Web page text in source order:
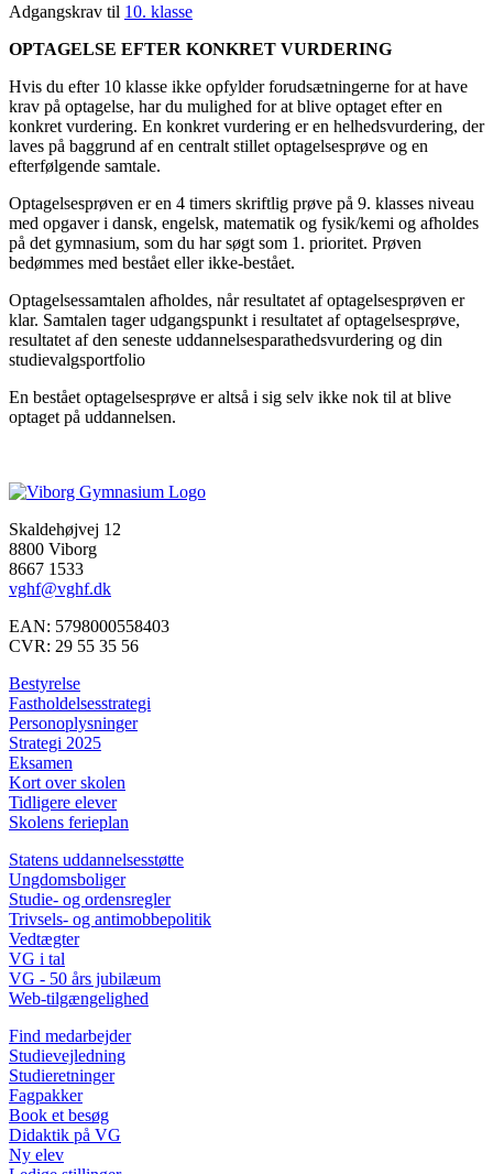
Adgangskrav til 10. klasse
OPTAGELSE EFTER KONKRET VURDERING
Hvis du efter 10 klasse ikke opfylder forudsætningerne for at have
krav på optagelse, har du mulighed for at blive optaget efter en
konkret vurdering. En konkret vurdering er en helhedsvurdering, der
laves på baggrund af en centralt stillet optagelsesprøve og en
efterfølgende samtale.
Optagelsesprøven er en 4 timers skriftlig prøve på 9. klasses niveau
med opgaver i dansk, engelsk, matematik og fysik/kemi og afholdes
på det gymnasium, som du har søgt som 1. prioritet. Prøven
bedømmes med bestået eller ikke-bestået.
Optagelsessamtalen afholdes, når resultatet af optagelsesprøven er
klar. Samtalen tager udgangspunkt i resultatet af optagelsesprøve,
resultatet af den seneste uddannelsesparathedsvurdering og din
studievalgsportfolio
En bestået optagelsesprøve er altså i sig selv ikke nok til at blive
optaget på uddannelsen.
Skaldehøjvej 12
8800 Viborg
8667 1533
vghf@vghf.dk
EAN: 5798000558403
CVR: 29 55 35 56
Bestyrelse
Fastholdelsesstrategi
Personoplysninger
Strategi 2025
Eksamen
Kort over skolen
Tidligere elever
Skolens ferieplan
Statens uddannelsesstøtte
Ungdomsboliger
Studie- og ordensregler
Trivsels- og antimobbepolitik
Vedtægter
VG i tal
VG - 50 års jubilæum
Web-tilgængelighed
Find medarbejder
Studievejledning
Studieretninger
Fagpakker
Book et besøg
Didaktik på VG
Ny elev